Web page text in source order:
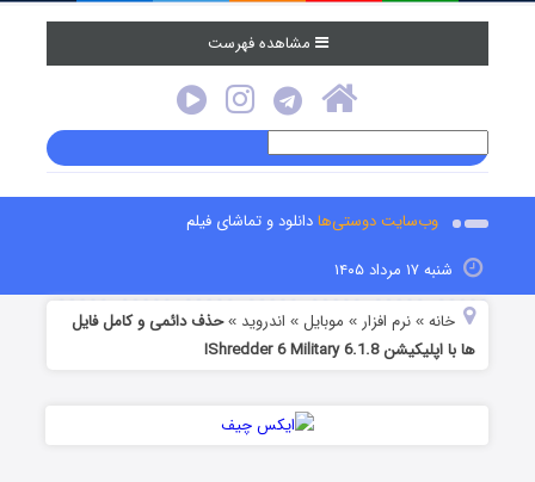
مشاهده فهرست
وب‌سایت دوستی‌هادانلود و تماشای فیلم
شنبه ۱۷ مرداد ۱۴۰۵
خانه »نرم افزار » موبایل » اندروید »حذف دائمی و کامل فایل
ها با اپلیکیشن IShredder 6 Military 6.1.8